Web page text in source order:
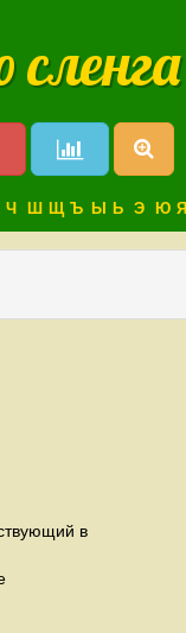
Ч Ш Щ Ъ Ы Ь Э Ю Я
в